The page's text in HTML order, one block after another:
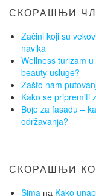
СКОРАШЊИ
Začini koji su
navika
Wellness turizam
beauty usluge?
Zašto nam
Kako se pripremiti
Boje za fasadu –
održavanja?
СКОРАШЊИ
Sima на Kako